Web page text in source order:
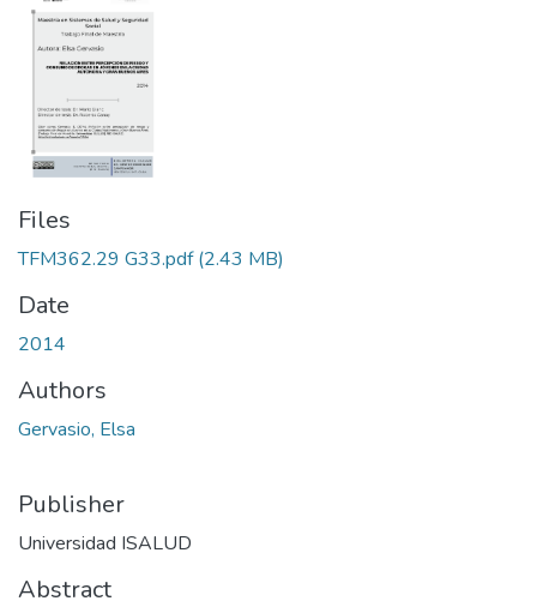
Files
TFM362.29 G33.pdf(2.43 MB)
Date
2014
Authors
Gervasio, Elsa
Publisher
Universidad ISALUD
Abstract